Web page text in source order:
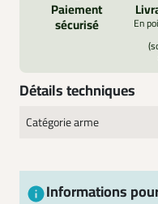
Paiement
sécurisé
En
Détails techniques
Catégorie arme
Informations